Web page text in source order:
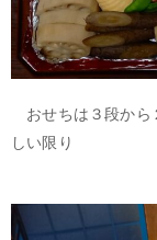
おせちは３段から
しい限り